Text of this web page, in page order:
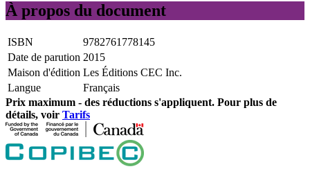
À propos du document
ISBN
9782761778145
Date de parution 2015
Maison d'édition Les Éditions CEC Inc.
Langue
Français
Prix ​​maximum - des réductions s'appliquent. Pour plus de
détails, voir Tarifs